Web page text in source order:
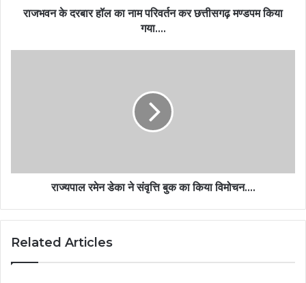
राजभवन के दरबार हॉल का नाम परिवर्तन कर छत्तीसगढ़ मण्डपम किया
गया….
राज्यपाल रमेन डेका ने संवृत्ति बुक का किया विमोचन….
Related Articles